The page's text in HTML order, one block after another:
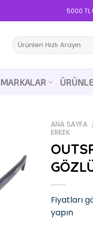
5000 TL
Ara:
MARKALAR
Add to
wishlist
ANA SAYFA
ERKEK
Fiyatları
yapın